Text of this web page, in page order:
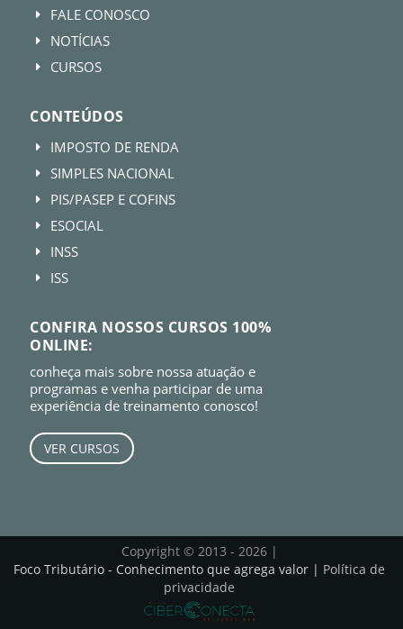
E FALE CONOSCO
E NOTÍCIAS
E CURSOS
CONTEÚDOS
E IMPOSTO DE RENDA
E SIMPLES NACIONAL
E PIS/PASEP E COFINS
E ESOCIAL
E INSS
E ISS
CONFIRA NOSSOS CURSOS 100%
ONLINE:
conheça mais sobre nossa atuação e
programas e venha participar de uma
experiência de treinamento conosco!
VER CURSOS
Copyright © 2013 - 2026 |
Foco Tributário - Conhecimento que agrega valor | Política de
privacidade